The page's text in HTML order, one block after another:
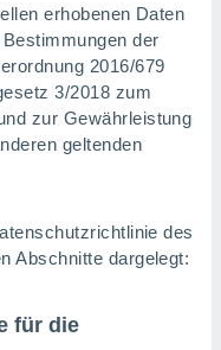
erhobenen Daten
der
2016/679
3/2018 zum
zur Gewährleistung
geltenden
des
Abschnitte dargelegt:
für die